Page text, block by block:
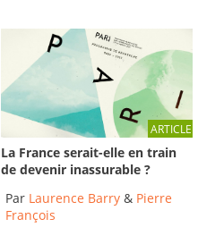
ARTICLE
La France serait-elle en train
de devenir inassurable ?
Par Laurence Barry & Pierre
François